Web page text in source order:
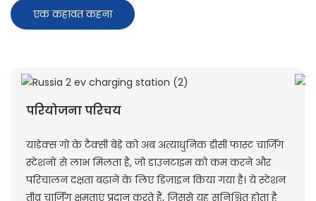
एक कहावत कहना
परियोजना परिचय
यांडेक्स गो के टैक्सी बेड़े को अब अत्याधुनिक डीसी फास्ट चार्जिंग
स्टेशनों से लाभ मिलता है, जो डाउनटाइम को कम करने और
परिचालन दक्षता बढ़ाने के लिए डिज़ाइन किया गया है। ये स्टेशन
तीव्र चार्जिंग क्षमताएं प्रदान करते हैं, जिससे यह सुनिश्चित होता है